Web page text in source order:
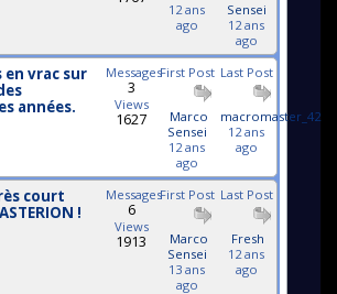
Sensei
12 ans
ago
12 ans
ago
en vrac sur
années.
Last Post
macromaster_42
12 ans
ago
First Post
Marco
Sensei
12 ans
ago
Messages
3
Views
1627
court
!
Last Post
Fresh
12 ans
ago
First Post
Marco
Sensei
13 ans
ago
Messages
6
Views
1913